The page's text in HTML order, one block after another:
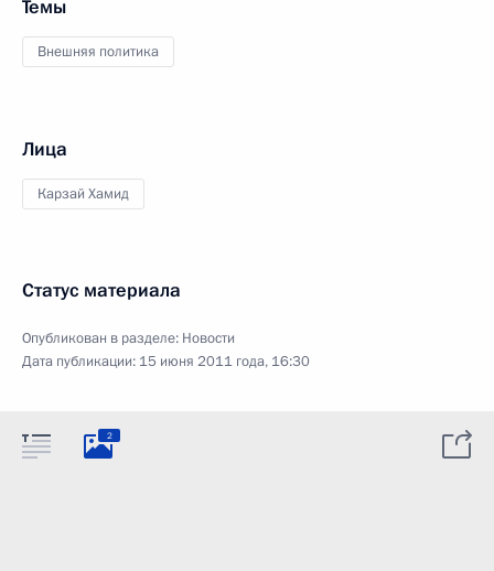
Темы
Внешняя политика
Лица
Карзай Хамид
Статус материала
Опубликован в разделе: Новости
Дата публикации: 15 июня 2011 года, 16:30
2